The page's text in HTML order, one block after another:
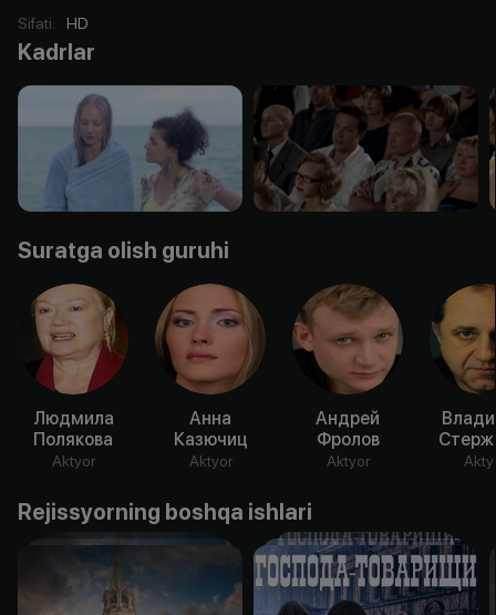
Sifati: HD
Kadrlar
Suratga olish guruhi
Людмила
Полякова
Aktyor
Анна
Казючиц
Aktyor
Андрей
Фролов
Aktyor
Rejissyorning boshqa ishlari